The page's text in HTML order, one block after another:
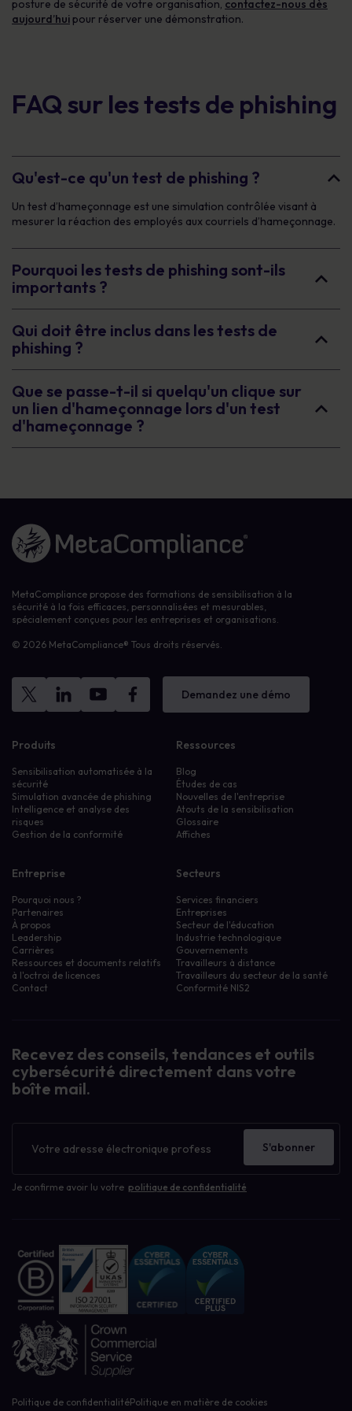
posture de sécurité de votre organisation, contactez-nous dès
aujourd’huipour réserver une démonstration.
FAQ sur les tests de phishing
Qu'est-ce qu'un test de phishing ?
Un test d’hameçonnage est une simulation contrôlée visant à
mesurer la réaction des employés aux courriels d’hameçonnage.
Pourquoi les tests de phishing sont-ils
importants ?
Qui doit être inclus dans les tests de
phishing ?
Que se passe-t-il si quelqu'un clique sur
un lien d'hameçonnage lors d'un test
d'hameçonnage ?
Lien vers la page d'accueil
MetaCompliance propose des formations de sensibilisation à la
sécurité à la fois efficaces, personnalisées et mesurables,
spécialement conçues pour les entreprises et organisations.
© 2026 MetaCompliance® Tous droits réservés.
Demandez une démo
Produits
Sensibilisation automatisée à la
sécurité
Simulation avancée de phishing
Intelligence et analyse des
risques
Gestion de la conformité
Ressources
Blog
Études de cas
Nouvelles de l'entreprise
Atouts de la sensibilisation
Glossaire
Affiches
Entreprise
Pourquoi nous ?
Partenaires
À propos
Leadership
Carrières
Ressources et documents relatifs
à l'octroi de licences
Contact
Secteurs
Services financiers
Entreprises
Secteur de l'éducation
Industrie technologique
Gouvernements
Travailleurs à distance
Travailleurs du secteur de la santé
Conformité NIS2
Recevez des conseils, tendances et outils
cybersécurité directement dans votre
boîte mail.
d'information
Je confirme avoir lu votre politique de confidentialité
S'abonner
Politique de confidentialitéPolitique en matière de cookies